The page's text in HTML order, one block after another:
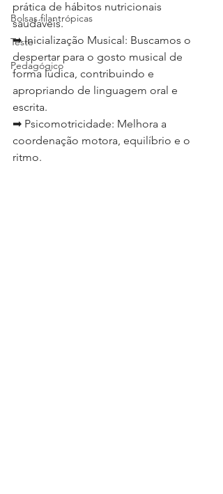
Bolsas filantrópicas
Teste
Pedagógico
prática de hábitos nutricionais
saudáveis.
➡ Inicialização Musical: Buscamos o
despertar para o gosto musical de
forma lúdica, contribuindo e
apropriando de linguagem oral e
escrita.
➡ Psicomotricidade: Melhora a
coordenação motora, equilíbrio e o
ritmo.